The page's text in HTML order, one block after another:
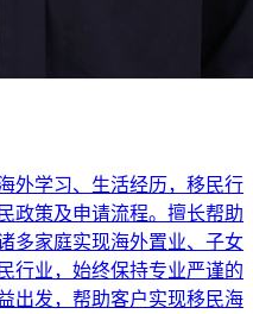
外学习、生活经历，移民行
政策及申请流程。擅长帮助
多家庭实现海外置业、子女
行业，始终保持专业严谨的
出发，帮助客户实现移民海